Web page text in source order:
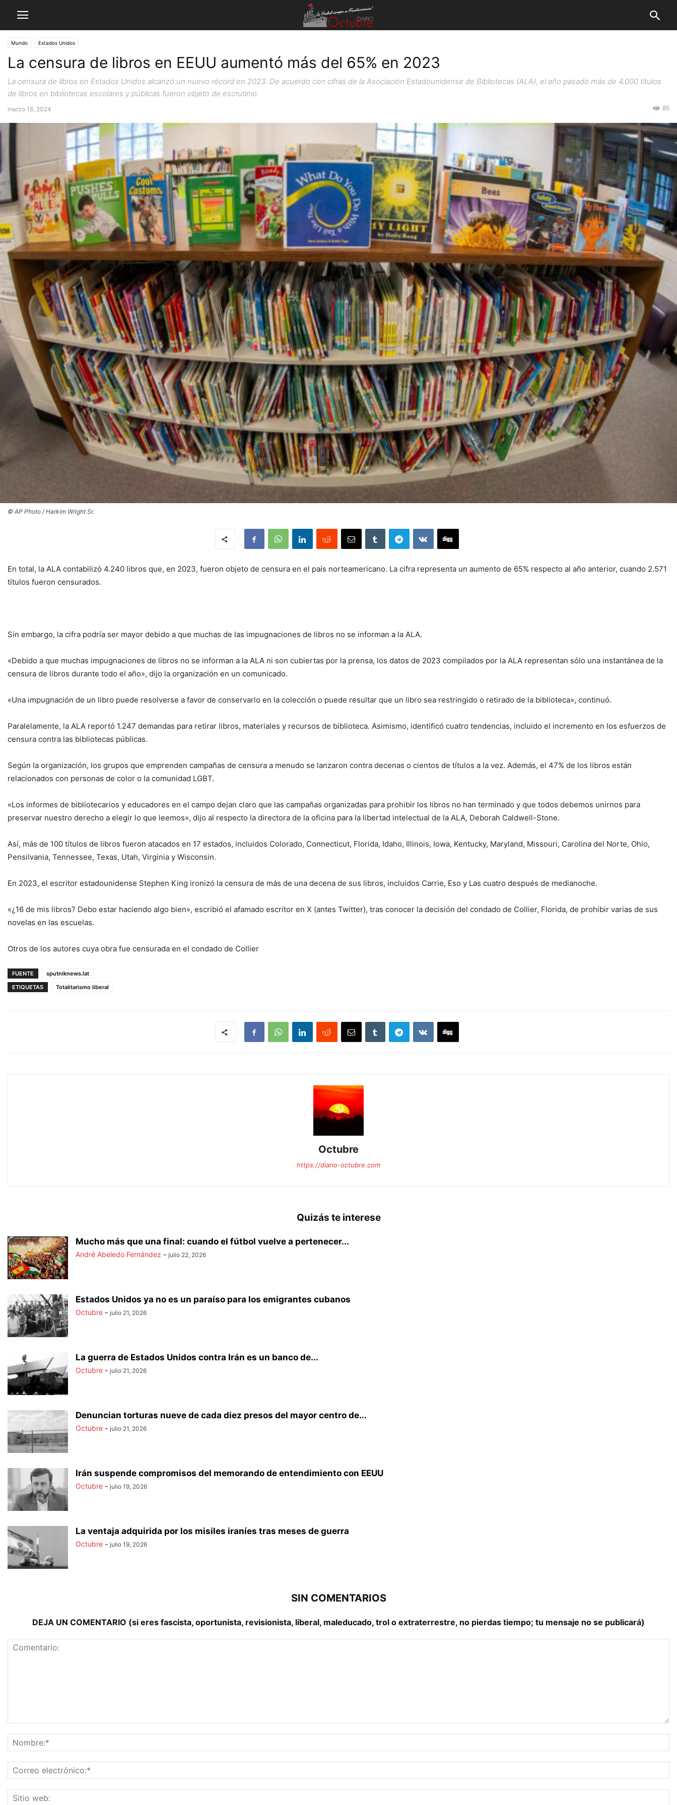
Mundo Estados Unidos
La censura de libros en EEUU aumentó más del 65% en 2023
La censura de libros en Estados Unidos alcanzó un nuevo récord en 2023. De acuerdo con cifras de la Asociación Estadounidense de Bibliotecas (ALA), el año pasado más de 4.000 títulos
de libros en bibliotecas escolares y públicas fueron objeto de escrutinio.
marzo 16, 2024 85
© AP Photo / Harkim Wright Sr.
En total, la ALA contabilizó 4.240 libros que, en 2023, fueron objeto de censura en el país norteamericano. La cifra representa un aumento de 65% respecto al año anterior, cuando 2.571
títulos fueron censurados.
Sin embargo, la cifra podría ser mayor debido a que muchas de las impugnaciones de libros no se informan a la ALA.
«Debido a que muchas impugnaciones de libros no se informan a la ALA ni son cubiertas por la prensa, los datos de 2023 compilados por la ALA representan sólo una instantánea de la
censura de libros durante todo el año», dijo la organización en un comunicado.
«Una impugnación de un libro puede resolverse a favor de conservarlo en la colección o puede resultar que un libro sea restringido o retirado de la biblioteca», continuó.
Paralelamente, la ALA reportó 1.247 demandas para retirar libros, materiales y recursos de biblioteca. Asimismo, identificó cuatro tendencias, incluido el incremento en los esfuerzos de
censura contra las bibliotecas públicas.
Según la organización, los grupos que emprenden campañas de censura a menudo se lanzaron contra decenas o cientos de títulos a la vez. Además, el 47% de los libros están
relacionados con personas de color o la comunidad LGBT.
«Los informes de bibliotecarios y educadores en el campo dejan claro que las campañas organizadas para prohibir los libros no han terminado y que todos debemos unirnos para
preservar nuestro derecho a elegir lo que leemos», dijo al respecto la directora de la oficina para la libertad intelectual de la ALA, Deborah Caldwell-Stone.
Así, más de 100 títulos de libros fueron atacados en 17 estados, incluidos Colorado, Connecticut, Florida, Idaho, Illinois, Iowa, Kentucky, Maryland, Missouri, Carolina del Norte, Ohio,
Pensilvania, Tennessee, Texas, Utah, Virginia y Wisconsin.
En 2023, el escritor estadounidense Stephen King ironizó la censura de más de una decena de sus libros, incluidos Carrie, Eso y Las cuatro después de medianoche.
«¿16 de mis libros? Debo estar haciendo algo bien», escribió el afamado escritor en X (antes Twitter), tras conocer la decisión del condado de Collier, Florida, de prohibir varias de sus
novelas en las escuelas.
Otros de los autores cuya obra fue censurada en el condado de Collier
FUENTE
sputniknews.lat
ETIQUETAS
Totalitarismo liberal
Octubre
https://diario-octubre.com
Quizás te interese
Mucho más que una final: cuando el fútbol vuelve a pertenecer...
André Abeledo Fernández - julio 22, 2026
Estados Unidos ya no es un paraíso para los emigrantes cubanos
Octubre - julio 21, 2026
La guerra de Estados Unidos contra Irán es un banco de...
Octubre - julio 21, 2026
Denuncian torturas nueve de cada diez presos del mayor centro de...
Octubre - julio 21, 2026
Irán suspende compromisos del memorando de entendimiento con EEUU
Octubre - julio 19, 2026
La ventaja adquirida por los misiles iraníes tras meses de guerra
Octubre - julio 19, 2026
SIN COMENTARIOS
DEJA UN COMENTARIO (si eres fascista, oportunista, revisionista, liberal, maleducado, trol o extraterrestre, no pierdas tiempo; tu mensaje no se publicará)